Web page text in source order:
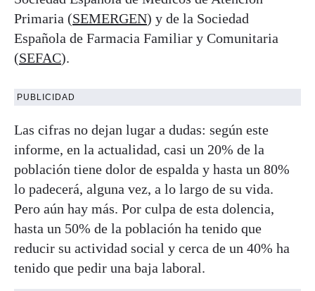
Primaria (SEMERGEN) y de la Sociedad
Española de Farmacia Familiar y Comunitaria
(SEFAC).
PUBLICIDAD
Las cifras no dejan lugar a dudas: según este
informe, en la actualidad, casi un 20% de la
población tiene dolor de espalda y hasta un 80%
lo padecerá, alguna vez, a lo largo de su vida.
Pero aún hay más. Por culpa de esta dolencia,
hasta un 50% de la población ha tenido que
reducir su actividad social y cerca de un 40% ha
tenido que pedir una baja laboral.